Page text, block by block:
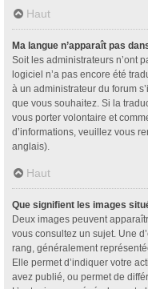
Haut
Ma langue n’apparaît pas
Soit les administrateurs n’ont
logiciel n’a pas encore été
à un administrateur du forum
que vous souhaitez. Si la
vous porter volontaire et
d’informations, veuillez vous
anglais).
Haut
Que signifient les images
Deux images peuvent
vous consultez un sujet. Une
rang, généralement
Elle permet d’indiquer votre
avez publié, ou permet de